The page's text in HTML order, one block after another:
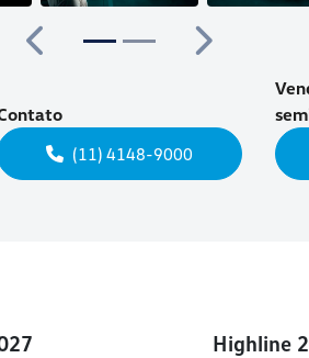
Anterior Próximo
(11) 4148-9000
Highline